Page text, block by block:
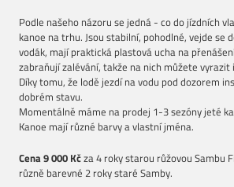
Podle našeho názoru se jedná - co do jízdních
kanoe na trhu. Jsou stabilní, pohodlné, vejde se
vodák, mají praktická plastová ucha na
zabraňují zalévání, takže na nich můžete vyrazit
Díky tomu, že lodě jezdí na vodu pod dozorem
dobrém stavu.
Momentálně máme na prodej 1-3 sezóny jeté
Kanoe mají různé barvy a vlastní jména.
Cena 9 000 Kčza 4 roky starou růžovou Sambu
různě barevné 2 roky staré Samby.